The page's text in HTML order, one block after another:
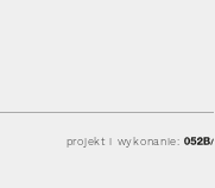
projekt i wykonanie: